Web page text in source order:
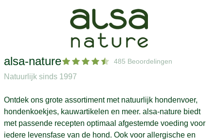
alsa-nature 485 Beoordelingen
Natuurlijk sinds 1997
Ontdek ons grote assortiment met natuurlijk hondenvoer,
hondenkoekjes, kauwartikelen en meer. alsa-nature biedt
met passende recepten optimaal afgestemde voeding voor
iedere levensfase van de hond. Ook voor allergische en